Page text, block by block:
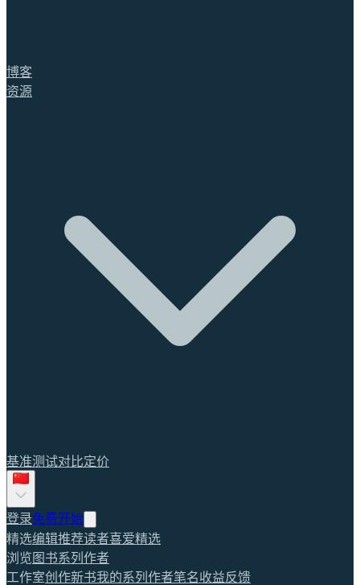
博客
资源
基准测试对比定价
登录免费开始
精选编辑推荐读者喜爱精选
浏览 图书系列 作者
工作室创作新书我的系列 作者笔名收益反馈